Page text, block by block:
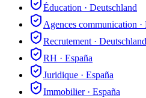
Éducation · Deutschland
Agences communication ·
Recrutement · Deutschland
RH · España
Juridique · España
Immobilier· España